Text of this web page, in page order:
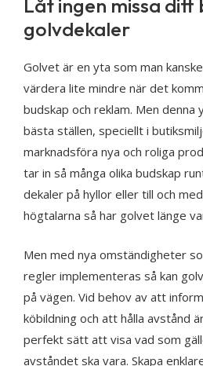
Låt ingen missa ditt
golvdekaler
Golvet är en yta som man
värdera lite mindre när det
budskap och reklam. Men denna
bästa ställen, speciellt i
marknadsföra nya och roliga
tar in så många olika budskap
dekaler på hyllor eller till och
högtalarna så har golvet länge
Men med nya omständigheter
regler implementeras så kan
på vägen. Vid behov av att
köbildning och att hålla avstånd
perfekt sätt att visa vad som
avståndet ska vara. Skapa